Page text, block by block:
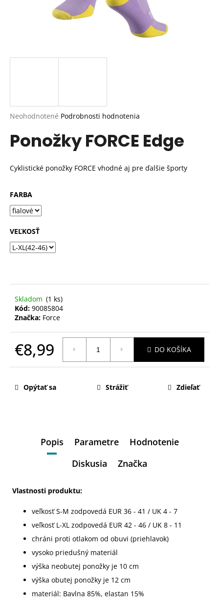
Priemerné
produktu
je
5
Neohodnotené Podrobnosti hodnotenia
Ponožky FORCE Edge
Cyklistické ponožky FORCE vhodné aj pre ďalšie športy
FARBA
VEĽKOSŤ
Skladom (1 ks)
Kód: 90085804
Značka: Force
€8,99 DO KOŠÍKA
Opýtať sa Strážiť Zdieľať
Popis Parametre
Hodnotenie
Diskusia
Značka
Vlastnosti produktu:
veľkosť S-M zodpovedá EUR 36 - 41 / UK 4 - 7
veľkosť L-XL zodpovedá EUR 42 - 46 / UK 8 - 11
chráni proti otlakom od obuvi (priehlavok)
vysoko priedušný materiál
výška neobutej ponožky je 10 cm
výška obutej ponožky je 12 cm
materiál: Bavlna 85%, elastan 15%